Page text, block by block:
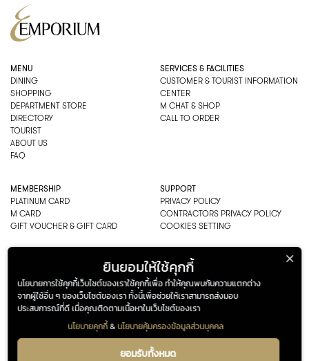
ยินยอมให้ใช้คุกกี้
นโยบายการใช้คุกกี้เว็บไซต์ของเราใช้คุกกี้เพื่อ ทำให้คุณพบกับความแตกต่าง
จากผู้ใช้อื่น ๆ ของเว็บไซต์ของเรา ทั้งนี้เพื่อช่วยให้เราสามารถส่งมอบ
ประสบการณ์ที่ดี เมื่อคุณติดตามเนื้อหาในเว็บไซต์ของเรา
นโยบายคุกกี้&นโยบายคุ้มครองข้อมูลส่วนบุคคล
ยอมรับทั้งหมด
ADDRESS
OPENING HOURS
Department, Shopping
MENU
DINING
SHOPPING
DEPARTMENT STORE
DIRECTORY
TOURIST
ABOUT US
FAQ
SERVICES & FACILITIES
CUSTOMER & TOURIST INFORMATION
CENTER
M CHAT & SHOP
CALL TO ORDER
MEMBERSHIP
PLATINUM CARD
M CARD
GIFT VOUCHER & GIFT CARD
SUPPORT
PRIVACY POLICY
CONTRACTORS PRIVACY POLICY
COOKIES SETTING
ADDRESS: 622 SUKHUMVIT ROAD,
BANGKOK, THAILAND 10110
PHONE : 0-2269-1000
OPEN HOURS:
DEPARTMENT, SHOPPING
EVERY DAY 10.00AM–22.00PM